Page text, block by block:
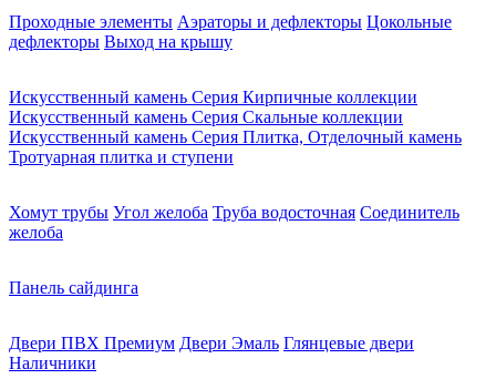
Проходные элементы Аэраторы и дефлекторы Цокольные
дефлекторы Выход на крышу
Искусственный камень Серия Кирпичные коллекции
Искусственный камень Серия Скальные коллекции
Искусственный камень Серия Плитка, Отделочный камень
Тротуарная плитка и ступени
Хомут трубы Угол желоба Труба водосточная Соединитель
желоба
Панель сайдинга
Двери ПВХ Премиум Двери Эмаль Глянцевые двери
Наличники